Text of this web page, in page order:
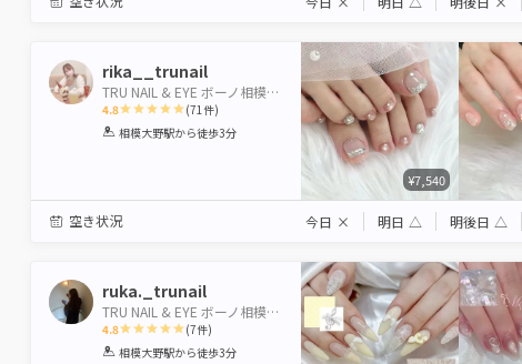
rika__trunail
TRU NAIL & EYE ボーノ相模大野店 【トゥルーネイル＆アイ】
4.8
1 2 3 4 5
(71 件)
相模大野駅から徒歩3分
¥7,540
空き状況 今日 × 明日 △ 明後日 △
ruka._trunail
TRU NAIL & EYE ボーノ相模大野店 【トゥルーネイル＆アイ】
4.8
1 2 3 4 5
(7件)
相模大野駅から徒歩3分